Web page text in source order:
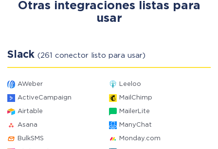
Otras integraciones listas para
usar
Slack (261 conector listo para usar)
AWeber Leeloo
ActiveCampaign MailChimp
Airtable MailerLite
Asana ManyChat
BulkSMS Monday.com